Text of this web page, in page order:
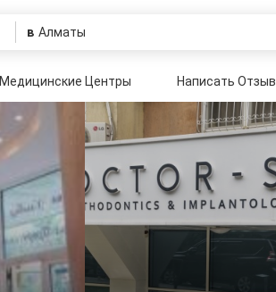
в
Медицинские Центры Написать Отзыв